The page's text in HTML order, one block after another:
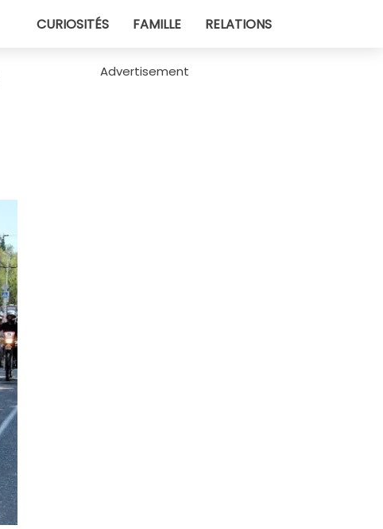
CURIOSITÉS FAMILLE RELATIONS
Advertisement